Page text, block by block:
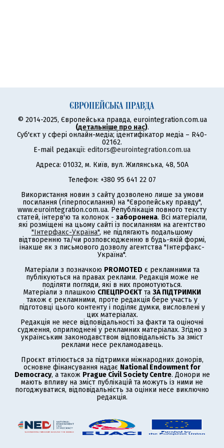
© 2014-2025, Європейська правда, eurointegration.com.ua
(детальніше про нас).
Суб'єкт у сфері онлайн-медіа; ідентифікатор медіа – R40-
02162.
E-mail редакції: editors@eurointegration.com.ua
Адреса: 01032, м. Київ, вул. Жилянська, 48, 50А
Телефон: +380 95 641 22 07
Використання новин з сайту дозволено лише за умови
посилання (гіперпосилання) на "Європейську правду",
www.eurointegration.com.ua. Републікація повного тексту
статей, інтерв'ю та колонок - заборонена. Всі матеріали,
які розміщені на цьому сайті із посиланням на агентство
"Інтерфакс-Україна", не підлягають подальшому
відтворенню та/чи розповсюдженню в будь-якій формі,
інакше як з письмового дозволу агентства "Інтерфакс-
Україна".
Матеріали з позначкою PROMOTED є рекламними та
публікуються на правах реклами. Редакція може не
поділяти погляди, які в них промотуються.
Матеріали з плашкою СПЕЦПРОЄКТ та ЗА ПІДТРИМКИ
також є рекламними, проте редакція бере участь у
підготовці цього контенту і поділяє думки, висловлені у
цих матеріалах.
Редакція не несе відповідальності за факти та оціночні
судження, оприлюднені у рекламних матеріалах. Згідно з
українським законодавством відповідальність за зміст
реклами несе рекламодавець.
Проєкт втілюється за підтримки міжнародних донорів,
основне фінансування надає National Endowment for
Democracy, а також Prague Civil Society Centre. Донори не
мають впливу на зміст публікацій та можуть із ними не
погоджуватися, відповідальність за оцінки несе виключно
редакція.